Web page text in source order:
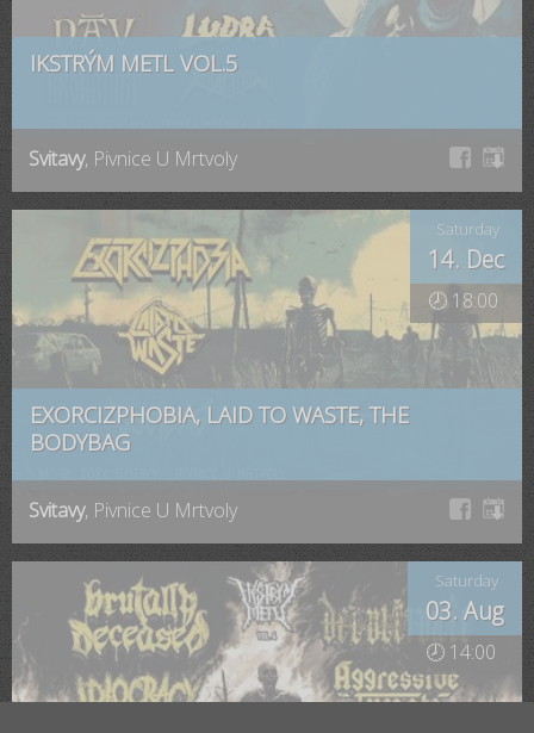
IKSTRÝM METL VOL.5
Svitavy, Pivnice U Mrtvoly
Saturday
14. Dec
🕗 18:00
EXORCIZPHOBIA, LAID TO WASTE, THE
BODYBAG
Svitavy, Pivnice U Mrtvoly
Saturday
03. Aug
🕗 14:00